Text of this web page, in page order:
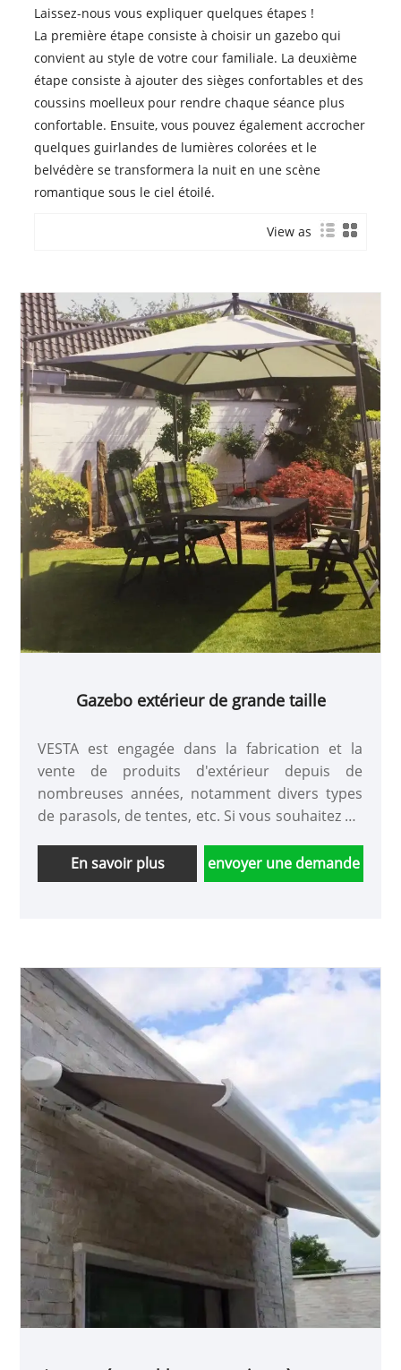
Laissez-nous vous expliquer quelques étapes !
La première étape consiste à choisir un gazebo qui
convient au style de votre cour familiale. La deuxième
étape consiste à ajouter des sièges confortables et des
coussins moelleux pour rendre chaque séance plus
confortable. Ensuite, vous pouvez également accrocher
quelques guirlandes de lumières colorées et le
belvédère se transformera la nuit en une scène
romantique sous le ciel étoilé.
View as
Gazebo extérieur de grande taille
VESTA est engagée dans la fabrication et la
vente de produits d'extérieur depuis de
nombreuses années, notamment divers types
de parasols, de tentes, etc. Si vous souhaitez un
également en mesure de vous fournir des
produits de haute qualité et des prix
ensoleillés.
● Marque : VESTA
● Emballage : Caisse en bois
● Capacité d'approvisionnement : 100 %
● Il s'agit d'un tout nouveau produit développé
pour les parcs publics suffisamment grands
pour servir de kiosques à musique ou d'abris
contre la pluie. Dimensions du colis 3 m 3 m 2 6
m Couleur Cadre gris métallisé
En savoir plus envoyer une demande